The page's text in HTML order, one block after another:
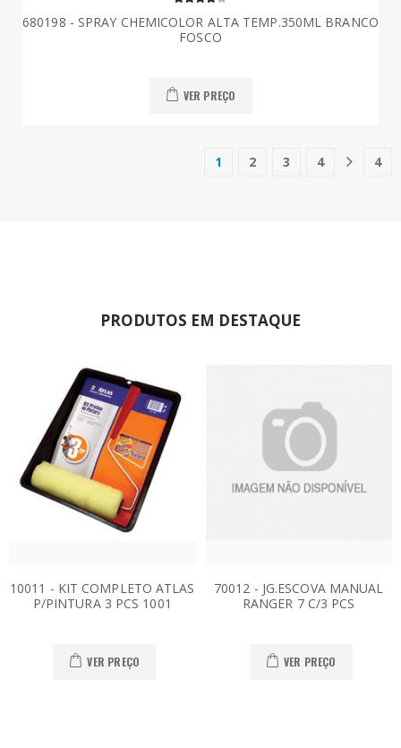
680198 - SPRAY CHEMICOLOR ALTA TEMP.350ML BRANCO
FOSCO
VER PREÇO
1(current)
2 3 4 4
PRODUTOS EM DESTAQUE
10011 - KIT COMPLETO ATLAS
P/PINTURA 3 PCS 1001
VER PREÇO
70012 - JG.ESCOVA MANUAL
RANGER 7 C/3 PCS
VER PREÇO